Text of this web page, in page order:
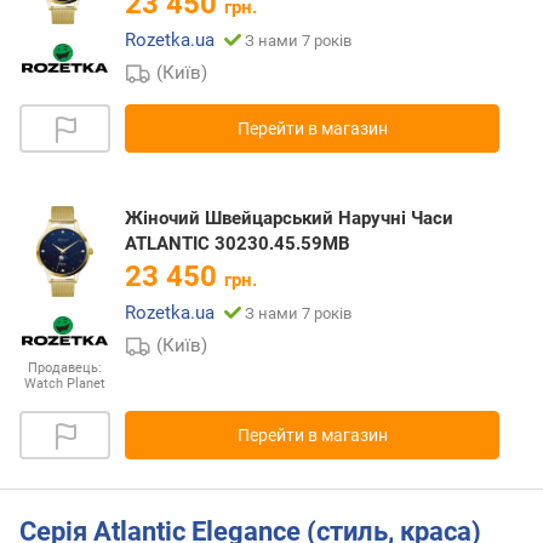
грн.
Rozetka.ua
З нами 7 років
(Київ)
Перейти в магазин
Продавець:
Watch Planet
Жіночий Швейцарський Наручні Часи
ATLANTIC 30230.45.59MB
23 450 грн.
Rozetka.ua
З нами 7 років
(Київ)
Перейти в магазин
Серія Atlantic Elegance (стиль, краса)